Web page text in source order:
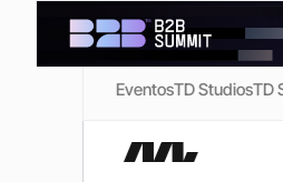
EventosTD StudiosTD